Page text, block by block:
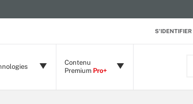
S'IDENTIFIER
Contenu
Premium Pro+